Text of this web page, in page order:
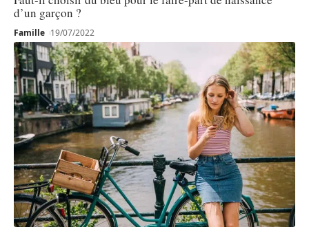
d’un garçon ?
Famille 19/07/2022